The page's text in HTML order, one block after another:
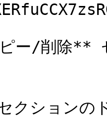
/削除** セ
クションの